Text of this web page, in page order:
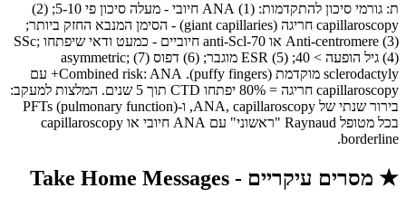
ת: גורמי סיכון להתקדמות: (1) ANA חיובי - מעלה סיכון פי 5-10; (2)
capillaroscopy חריגה (giant capillaries) - הסימן המנבא החזק ביותר;
(3) Anti-centromere או anti-Scl-70 חיוביים - כמעט ודאי שיפתחו SSc;
(4) גיל הופעה > 40; (5) ESR מוגבר; (6) דפוס asymmetric; (7)
sclerodactyly מוקדמת (puffy fingers). Combined risk: ANA+ עם
capillaroscopy חריגה = 80% יפתחו CTD תוך 5 שנים. המלצות למעקב:
בירור שנתי של ANA, capillaroscopy, ו-PFTs (pulmonary function)
בכל מטופל Raynaud "ראשוני" עם ANA חיובי או capillaroscopy
borderline.
★ מסרים עיקריים - Take Home Messages